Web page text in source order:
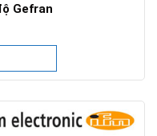
Gefran